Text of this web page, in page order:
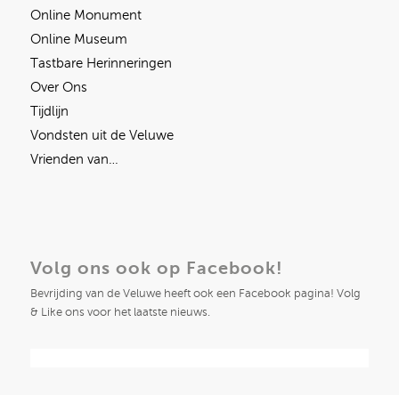
Online Monument
Online Museum
Tastbare Herinneringen
Over Ons
Tijdlijn
Vondsten uit de Veluwe
Vrienden van…
Volg ons ook op Facebook!
Bevrijding van de Veluwe heeft ook een Facebook pagina! Volg
& Like ons voor het laatste nieuws.